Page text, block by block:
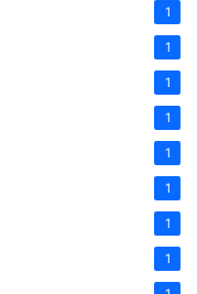
1
1
1
1
1
1
1
1